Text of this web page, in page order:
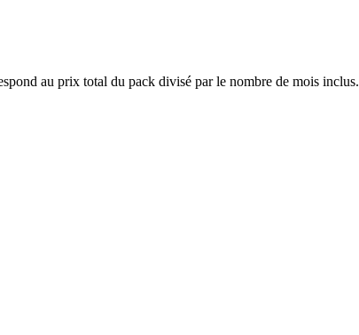
au prix total du pack divisé par le nombre de mois inclus.